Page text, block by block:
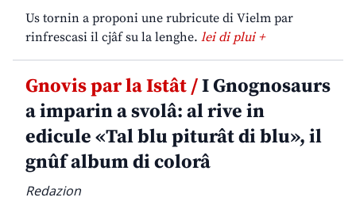
Us tornin a proponi une rubricute di Vielm par
rinfrescasi il cjâf su la lenghe. lei di plui +
Gnovis par la Istât /I Gnognosaurs
a imparin a svolâ: al rive in
edicule «Tal blu piturât di blu», il
gnûf album di colorâ
Redazion